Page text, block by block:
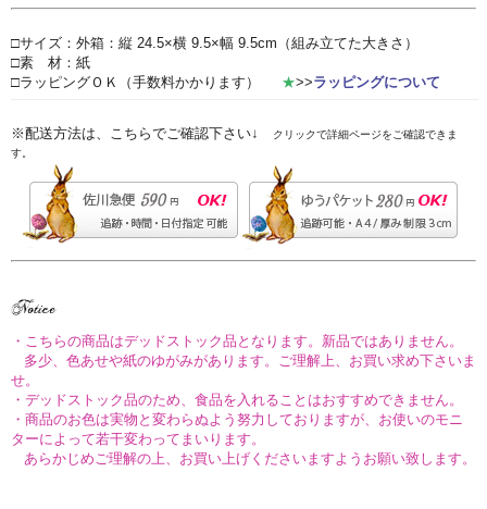
□サイズ：外箱：縦 24.5×横 9.5×幅 9.5cm（組み立てた大きさ）
□素 材：紙
□ラッピングＯＫ（手数料かかります） ★>>ラッピングについて
※配送方法は、こちらでご確認下さい↓
クリックで詳細ページをご確認できま
す。
・こちらの商品はデッドストック品となります。新品ではありません。
多少、色あせや紙のゆがみがあります。ご理解上、お買い求め下さいま
せ。
・デッドストック品のため、食品を入れることはおすすめできません。
・商品のお色は実物と変わらぬよう努力しておりますが、お使いのモニ
ターによって若干変わってまいります。
あらかじめご理解の上、お買い上げくださいますようお願い致します。